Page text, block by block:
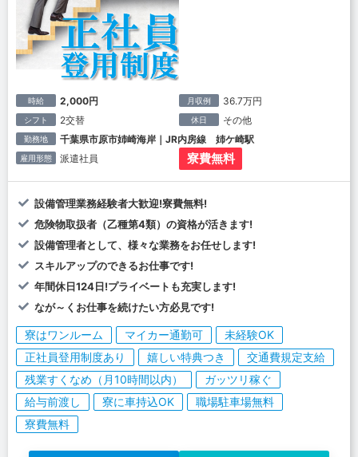
時給 2,000円 月収例 36.7万円
シフト 2交替 休日 その他
勤務地 千葉県市原市姉崎海岸｜JR内房線 姉ケ崎駅
雇用形態 派遣社員 寮費無料
設備管理業務経験者大歓迎!寮費無料!
危険物取扱者（乙種第4類）の資格が活きます!
設備管理者として、様々な業務をお任せします!
スキルアップのできるお仕事です!
年間休日124日!プライベートも充実します!
なが～くお仕事を続けたい方必見です!
寮はワンルーム マイカー通勤可
未経験OK
正社員登用制度あり
嬉しい特典つき
交通費規定支給
残業すくなめ（月10時間以内）
ガッツリ稼ぐ
給与前渡し
寮に車持込OK
職場駐車場無料
寮費無料